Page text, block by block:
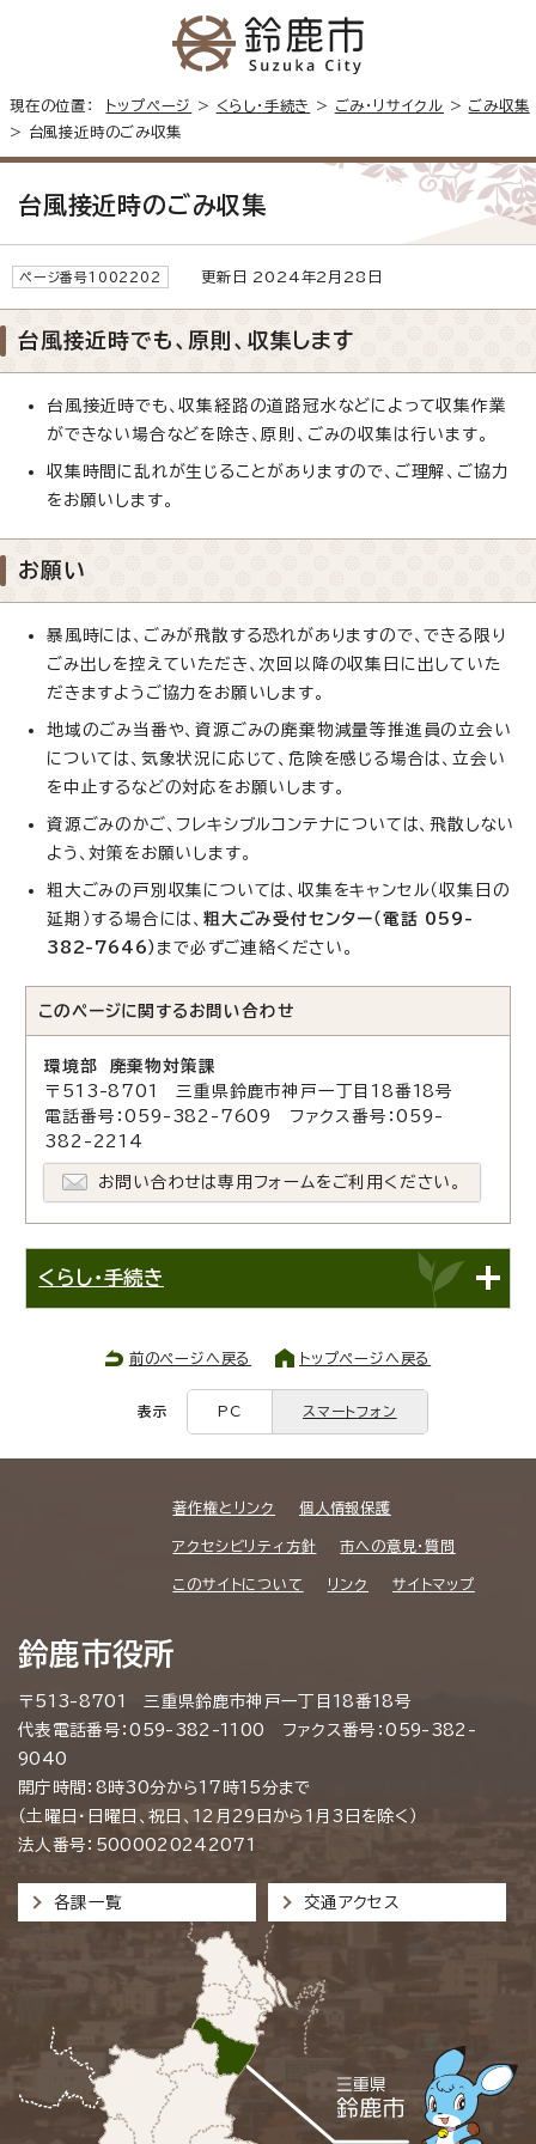
現在の位置： トップページ > くらし・手続き > ごみ・リサイクル > ごみ収集
> 台風接近時のごみ収集
台風接近時のごみ収集
ページ番号1002202 更新日 2024年2月28日
台風接近時でも、原則、収集します
台風接近時でも、収集経路の道路冠水などによって収集作業
ができない場合などを除き、原則、ごみの収集は行います。
収集時間に乱れが生じることがありますので、ご理解、ご協力
をお願いします。
お願い
暴風時には、ごみが飛散する恐れがありますので、できる限り
ごみ出しを控えていただき、次回以降の収集日に出していた
だきますようご協力をお願いします。
地域のごみ当番や、資源ごみの廃棄物減量等推進員の立会い
については、気象状況に応じて、危険を感じる場合は、立会い
を中止するなどの対応をお願いします。
資源ごみのかご、フレキシブルコンテナについては、飛散しない
よう、対策をお願いします。
粗大ごみの戸別収集については、収集をキャンセル（収集日の
延期）する場合には、 粗大ごみ受付センター（電話 059-
382-7646） まで必ずご連絡ください。
このページに関する お問い合わせ
環境部 廃棄物対策課
〒513-8701 三重県鈴鹿市神戸一丁目18番18号
電話番号：059-382-7609 ファクス番号：059-
382-2214
お問い合わせは専用フォームをご利用ください。
くらし・手続き
前のページへ戻る トップページへ戻る
表示 PC スマートフォン
著作権とリンク 個人情報保護
アクセシビリティ方針 市への意見・質問
このサイトについて リンク サイトマップ
鈴鹿市役所
〒513-8701 三重県鈴鹿市神戸一丁目18番18号
代表電話番号：059-382-1100 ファクス番号：059-382-
9040
開庁時間：8時30分から17時15分まで
（土曜日・日曜日、祝日、12月29日から1月3日を除く）
法人番号：5000020242071
各課一覧 交通アクセス